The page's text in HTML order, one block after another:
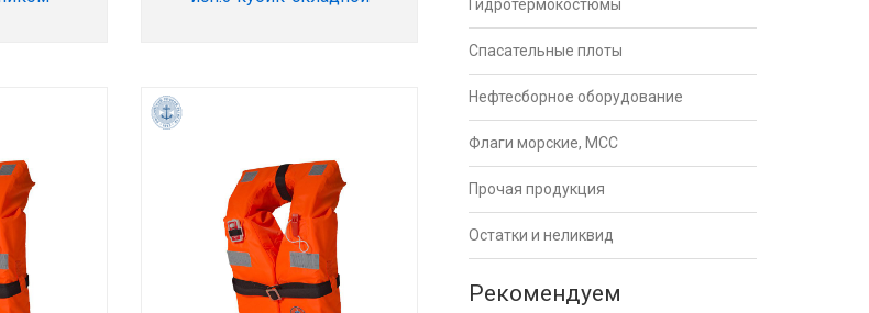
Гидротермокостюмы
Спасательные плоты
Нефтесборное оборудование
Флаги морские, МСС
Прочая продукция
Остатки и неликвид
Рекомендуем